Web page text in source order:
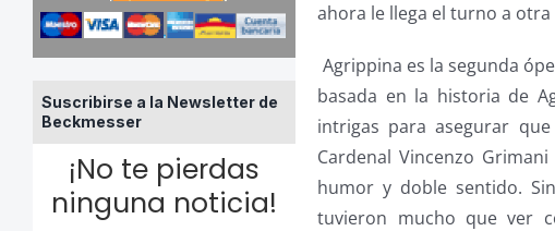
Suscribirse a la Newsletter de
Beckmesser
¡No te pierdas
ninguna noticia!
ahora le llega el turno a
Agrippina es la segunda
basada en la historia de
intrigas para asegurar
Cardenal Vincenzo
humor y doble sentido.
tuvieron mucho que ver